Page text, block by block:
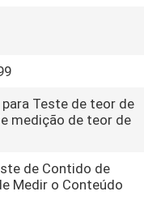
para Teste de teor de
medição de teor de
de Contido de
Medir o Conteúdo